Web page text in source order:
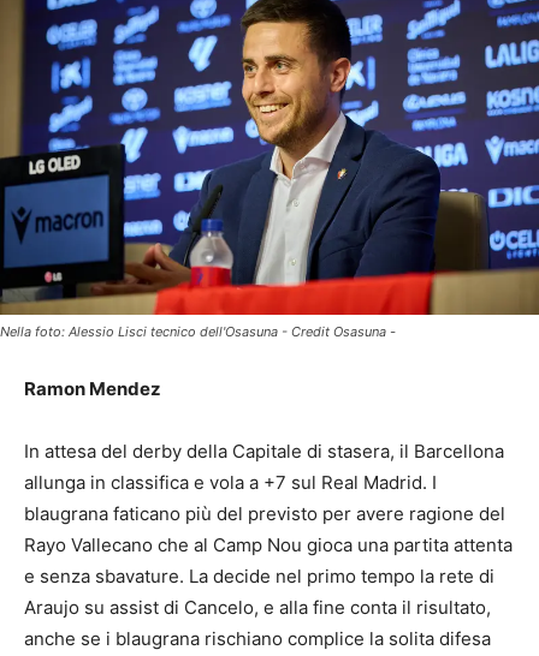
Nella foto: Alessio Lisci tecnico dell'Osasuna - Credit Osasuna -
Ramon Mendez
In attesa del derby della Capitale di stasera, il Barcellona
allunga in classifica e vola a +7 sul Real Madrid. I
blaugrana faticano più del previsto per avere ragione del
Rayo Vallecano che al Camp Nou gioca una partita attenta
e senza sbavature. La decide nel primo tempo la rete di
Araujo su assist di Cancelo, e alla fine conta il risultato,
anche se i blaugrana rischiano complice la solita difesa